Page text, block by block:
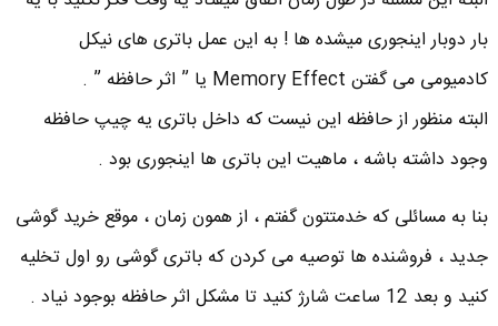
بار دوبار اینجوری میشده ها ! به این عمل باتری های نیکل
کادمیومی می گفتن Memory Effect یا ” اثر حافظه ” .
البته منظور از حافظه این نیست که داخل باتری یه چیپ حافظه
وجود داشته باشه ، ماهیت این باتری ها اینجوری بود .
بنا به مسائلی که خدمتتون گفتم ، از همون زمان ، موقع خرید گوشی
جدید ، فروشنده ها توصیه می کردن که باتری گوشی رو اول تخلیه
کنید و بعد 12 ساعت شارژ کنید تا مشکل اثر حافظه بوجود نیاد .